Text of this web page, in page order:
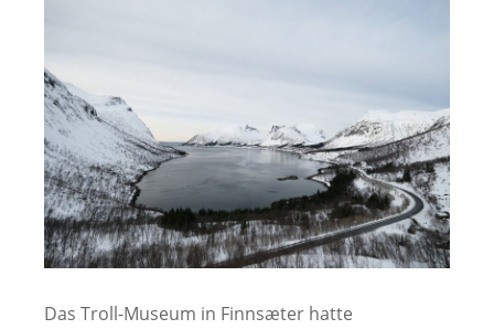
Das Troll-Museum in Finnsæter hatte